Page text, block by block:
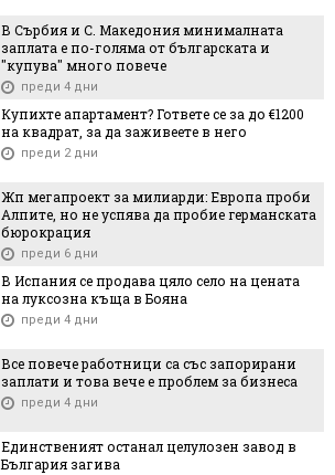
В Сърбия и С. Македония минималната
заплата е по-голяма от българската и
"купува" много повече
преди 4 дни
Купихте апартамент? Гответе се за до €1200
на квадрат, за да заживеете в него
преди 2 дни
Жп мегапроект за милиарди: Европа проби
Алпите, но не успява да пробие германската
бюрокрация
преди 6 дни
В Испания се продава цяло село на цената
на луксозна къща в Бояна
преди 4 дни
Все повече работници са със запорирани
заплати и това вече е проблем за бизнеса
преди 4 дни
Единственият останал целулозен завод в
България загива